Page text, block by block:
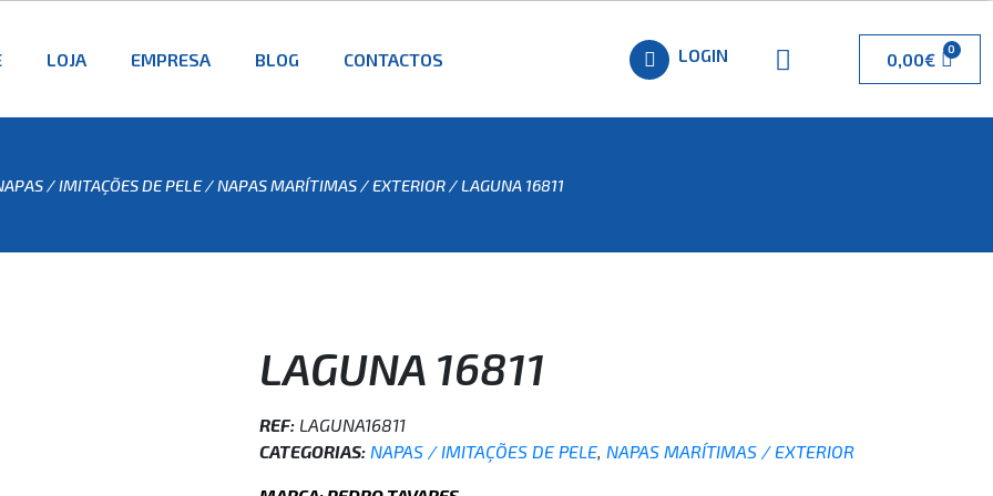
LOJA EMPRESA BLOG CONTACTOS LOGIN 0,00€
/ IMITAÇÕES DE PELE/NAPAS MARÍTIMAS / EXTERIOR/ LAGUNA 16811
LAGUNA 16811
REF: LAGUNA16811
CATEGORIAS: NAPAS / IMITAÇÕES DE PELE, NAPAS MARÍTIMAS / EXTERIOR